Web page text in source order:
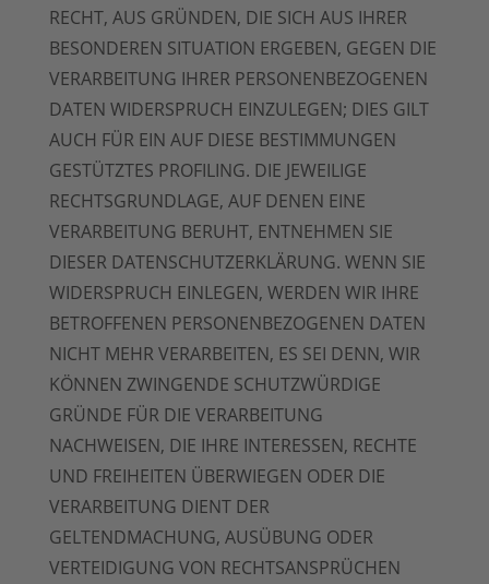
RECHT, AUS GRÜNDEN, DIE SICH AUS IHRER
BESONDEREN SITUATION ERGEBEN, GEGEN DIE
VERARBEITUNG IHRER PERSONENBEZOGENEN
DATEN WIDERSPRUCH EINZULEGEN; DIES GILT
AUCH FÜR EIN AUF DIESE BESTIMMUNGEN
GESTÜTZTES PROFILING. DIE JEWEILIGE
RECHTSGRUNDLAGE, AUF DENEN EINE
VERARBEITUNG BERUHT, ENTNEHMEN SIE
DIESER DATENSCHUTZERKLÄRUNG. WENN SIE
WIDERSPRUCH EINLEGEN, WERDEN WIR IHRE
BETROFFENEN PERSONENBEZOGENEN DATEN
NICHT MEHR VERARBEITEN, ES SEI DENN, WIR
KÖNNEN ZWINGENDE SCHUTZWÜRDIGE
GRÜNDE FÜR DIE VERARBEITUNG
NACHWEISEN, DIE IHRE INTERESSEN, RECHTE
UND FREIHEITEN ÜBERWIEGEN ODER DIE
VERARBEITUNG DIENT DER
GELTENDMACHUNG, AUSÜBUNG ODER
VERTEIDIGUNG VON RECHTSANSPRÜCHEN